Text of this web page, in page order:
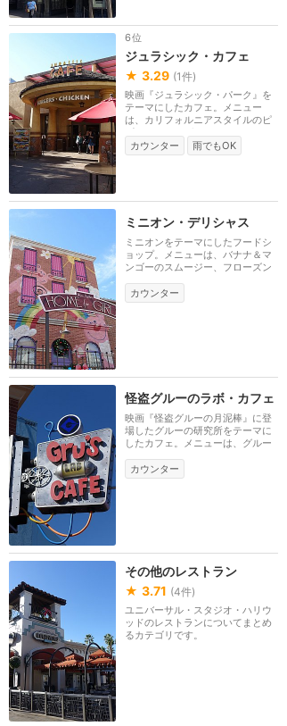
6位
ジュラシック・カフェ
★ 3.29 (1件)
映画『ジュラシック・パーク』を
テーマにしたカフェ。メニュー
は、カリフォルニアスタイルのピ
ザやハンバーガー、...
カウンター
雨でもOK
ミニオン・デリシャス
ミニオンをテーマにしたフードシ
ョップ。メニューは、バナナ＆マ
ンゴーのスムージー、フローズン
カウンター
怪盗グルーのラボ・カフェ
映画『怪盗グルーの月泥棒』に登
場したグルーの研究所をテーマに
したカフェ。メニューは、グルー
カウンター
その他のレストラン
★ 3.71 (4件)
ユニバーサル・スタジオ・ハリウ
ッドのレストランについてまとめ
るカテゴリです。